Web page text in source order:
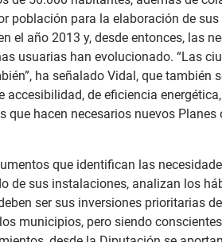
población para la elaboración de
el año 2013 y, desde entonces, las
usuarias han evolucionado. “Las
ha señalado Vidal, que también
accesibilidad, de eficiencia
que hacen necesarios nuevos
que identifican las
de sus instalaciones, analizan los
ser sus inversiones prioritarias
municipios, pero siendo